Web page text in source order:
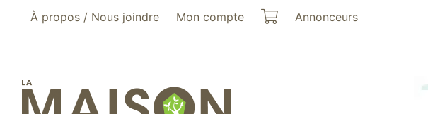
Aller au menu principal
Aller au contenu principal
À propos / Nous joindre Mon compte Mon panier
Annonceurs